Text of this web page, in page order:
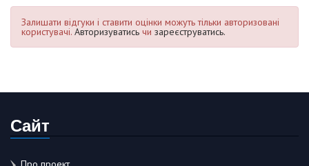
Залишати відгуки і ставити оцінки можуть тільки авторизовані
користувачі. Авторизуватись чи зареєструватись.
Сайт